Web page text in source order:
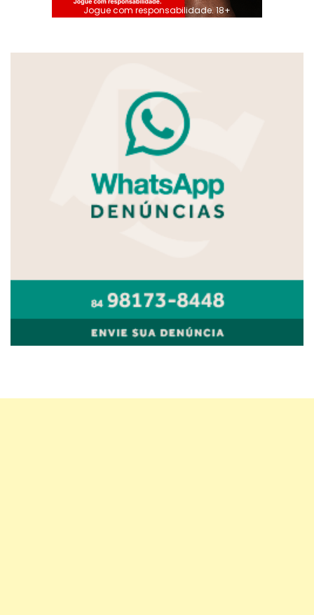
Jogue com responsabilidade. 18+